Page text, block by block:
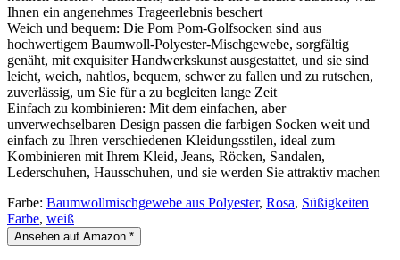
Ihnen ein angenehmes Trageerlebnis beschert
Weich und bequem: Die Pom Pom-Golfsocken sind aus
hochwertigem Baumwoll-Polyester-Mischgewebe, sorgfältig
genäht, mit exquisiter Handwerkskunst ausgestattet, und sie sind
leicht, weich, nahtlos, bequem, schwer zu fallen und zu rutschen,
zuverlässig, um Sie für a zu begleiten lange Zeit
Einfach zu kombinieren: Mit dem einfachen, aber
unverwechselbaren Design passen die farbigen Socken weit und
einfach zu Ihren verschiedenen Kleidungsstilen, ideal zum
Kombinieren mit Ihrem Kleid, Jeans, Röcken, Sandalen,
Lederschuhen, Hausschuhen, und sie werden Sie attraktiv machen
Farbe: Baumwollmischgewebe aus Polyester, Rosa, Süßigkeiten
Farbe, weiß
Ansehen auf Amazon *